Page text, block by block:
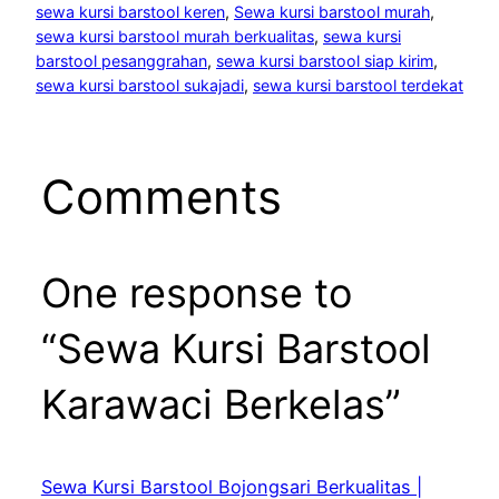
sewa kursi barstool keren, Sewa kursi barstool murah
sewa kursi barstool murah berkualitas, sewa kursi
barstool pesanggrahan, sewa kursi barstool siap kirim
sewa kursi barstool sukajadi, sewa kursi barstool terdekat
Comments
One response to
“Sewa Kursi Barstool
Karawaci Berkelas”
Sewa Kursi Barstool Bojongsari Berkualitas |